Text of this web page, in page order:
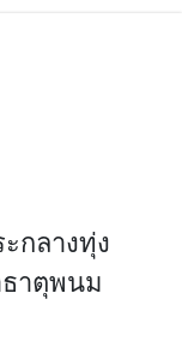
กลางทุ่ง
ธาตุพนม